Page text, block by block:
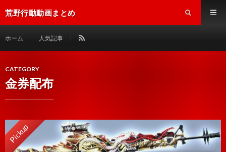
荒野行動動画まとめ
ホーム 人気記事
CATEGORY
金券配布
Pickup